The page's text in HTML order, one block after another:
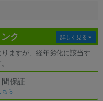
ク
ますが、経年劣化に該当す
詳しく見る
保証
ちら